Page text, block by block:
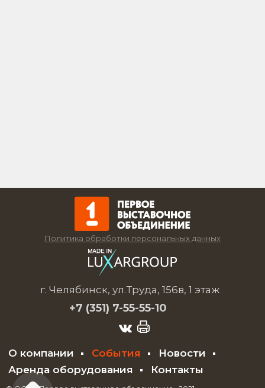
Политика обработки персональных данных
г. Челябинск, ул.Труда, 156в, 1 этаж
+7 (351) 7-55-55-10
О компании События
Новости
Аренда оборудования
Контакты